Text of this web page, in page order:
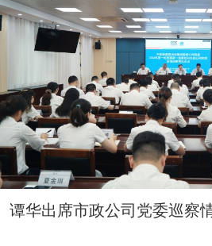
谭华出席市政公司党委巡察